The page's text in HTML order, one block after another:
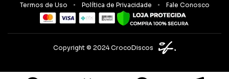
Termos de Uso Política de Privacidade Fale Conosco
Copyright © 2024 CrocoDiscos